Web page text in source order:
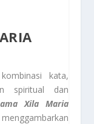
kata,
spiritual dan
Xila Maria